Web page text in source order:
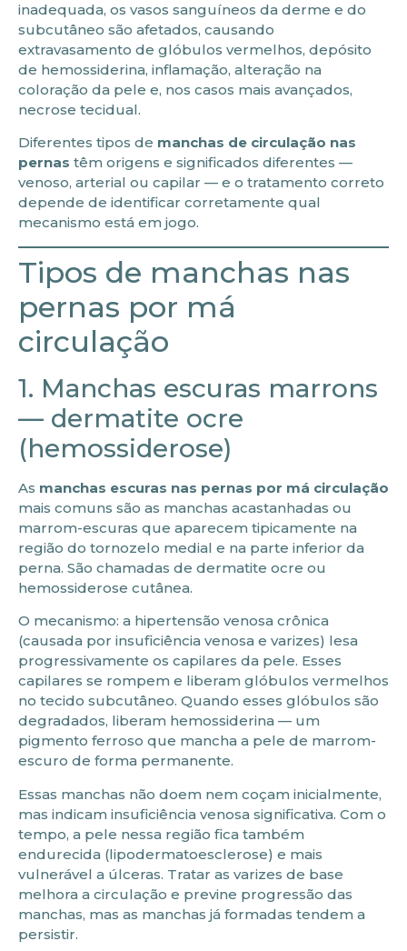
inadequada, os vasos sanguíneos da derme e do
subcutâneo são afetados, causando
extravasamento de glóbulos vermelhos, depósito
de hemossiderina, inflamação, alteração na
coloração da pele e, nos casos mais avançados,
necrose tecidual.
Diferentes tipos de manchas de circulação nas
pernas têm origens e significados diferentes —
venoso, arterial ou capilar — e o tratamento correto
depende de identificar corretamente qual
mecanismo está em jogo.
Tipos de manchas nas
pernas por má
circulação
1. Manchas escuras marrons
— dermatite ocre
(hemossiderose)
As manchas escuras nas pernas por má circulação
mais comuns são as manchas acastanhadas ou
marrom-escuras que aparecem tipicamente na
região do tornozelo medial e na parte inferior da
perna. São chamadas de dermatite ocre ou
hemossiderose cutânea.
O mecanismo: a hipertensão venosa crônica
(causada por insuficiência venosa e varizes) lesa
progressivamente os capilares da pele. Esses
capilares se rompem e liberam glóbulos vermelhos
no tecido subcutâneo. Quando esses glóbulos são
degradados, liberam hemossiderina — um
pigmento ferroso que mancha a pele de marrom-
escuro de forma permanente.
Essas manchas não doem nem coçam inicialmente,
mas indicam insuficiência venosa significativa. Com o
tempo, a pele nessa região fica também
endurecida (lipodermatoesclerose) e mais
vulnerável a úlceras. Tratar as varizes de base
melhora a circulação e previne progressão das
manchas, mas as manchas já formadas tendem a
persistir.